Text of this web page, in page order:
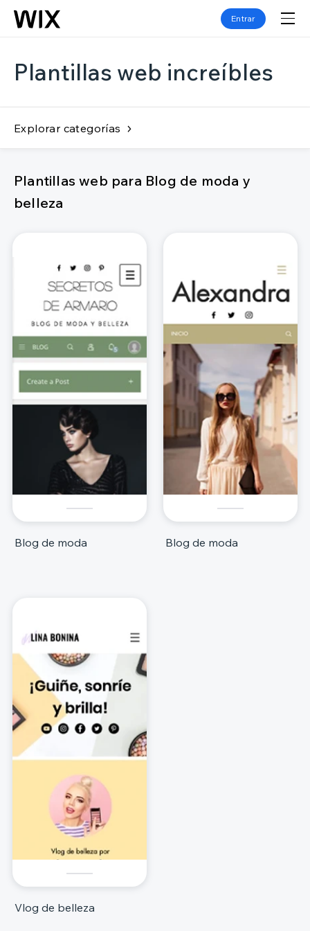
Entrar
Plantillas web increíbles
Explorar categorías
Plantillas web para Blog de moda y
belleza
Blog de moda Blog de moda
Vlog de belleza